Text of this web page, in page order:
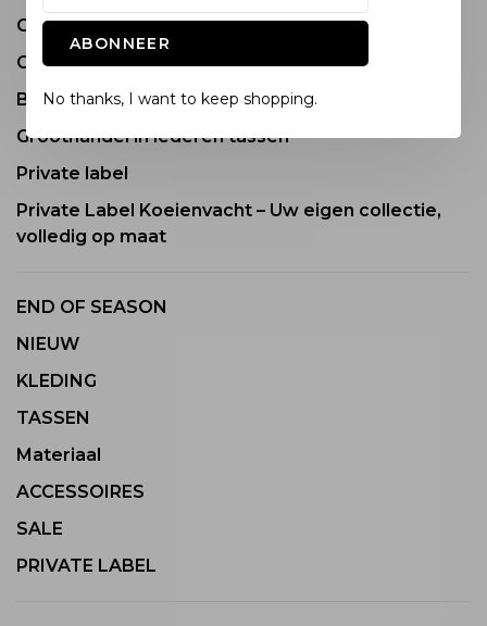
COME JOIN OUR TEAM
Groothandel in tassen en accessoires
Bezoek onze showrooms
Groothandel in lederen tassen
Private label
Private Label Koeienvacht – Uw eigen collectie,
volledig op maat
END OF SEASON
NIEUW
KLEDING
TASSEN
Materiaal
ACCESSOIRES
SALE
PRIVATE LABEL
ABONNEER
No thanks, I want to keep shopping.